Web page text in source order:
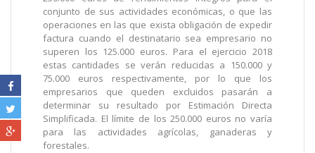
conjunto de sus actividades económicas, o que las
operaciones en las que exista obligación de expedir
factura cuando el destinatario sea empresario no
superen los 125.000 euros. Para el ejercicio 2018
estas cantidades se verán reducidas a 150.000 y
75.000 euros respectivamente, por lo que los
empresarios que queden excluidos pasarán a
determinar su resultado por Estimación Directa
Simplificada. El límite de los 250.000 euros no varía
para las actividades agrícolas, ganaderas y
forestales.